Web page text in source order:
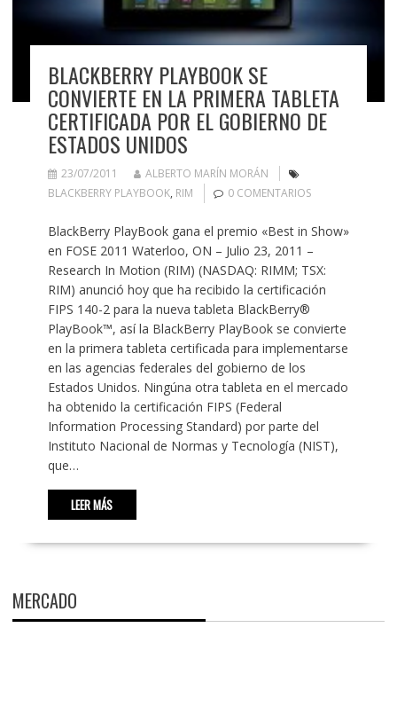
BLACKBERRY PLAYBOOK SE
CONVIERTE EN LA PRIMERA TABLETA
CERTIFICADA POR EL GOBIERNO DE
ESTADOS UNIDOS
23/07/2011
ALBERTO MARÍN MORÁN
BLACKBERRY PLAYBOOK, RIM 0 COMENTARIOS
BlackBerry PlayBook gana el premio «Best in Show»
en FOSE 2011 Waterloo, ON – Julio 23, 2011 –
Research In Motion (RIM) (NASDAQ: RIMM; TSX:
RIM) anunció hoy que ha recibido la certificación
FIPS 140-2 para la nueva tableta BlackBerry®
PlayBook™, así la BlackBerry PlayBook se convierte
en la primera tableta certificada para implementarse
en las agencias federales del gobierno de los
Estados Unidos. Ningúna otra tableta en el mercado
ha obtenido la certificación FIPS (Federal
Information Processing Standard) por parte del
Instituto Nacional de Normas y Tecnología (NIST),
que…
LEER MÁS
MERCADO